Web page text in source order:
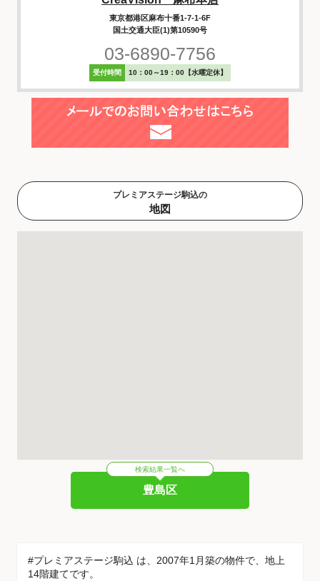
東京都港区麻布十番1-7-1-6F
国土交通大臣(1)第10590号
03-6890-7756
受付時間 10：00～19：00【水曜定休】
プレミアステージ駒込の
地図
検索結果一覧へ
豊島区
#プレミアステージ駒込 は、2007年1月築の物件で、地上
14階建てです。